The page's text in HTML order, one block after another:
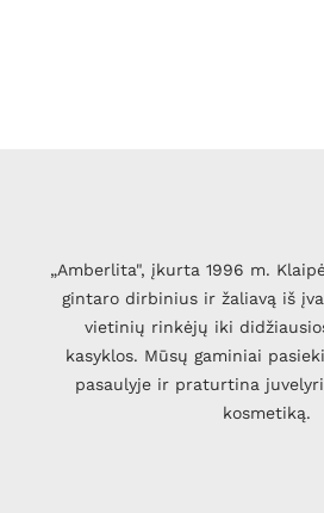
„Amberlita", įkurta 1996 m.
gintaro dirbinius ir žaliavą iš
vietinių rinkėjų iki
kasyklos. Mūsų gaminiai
pasaulyje ir praturtina
kosmetiką.